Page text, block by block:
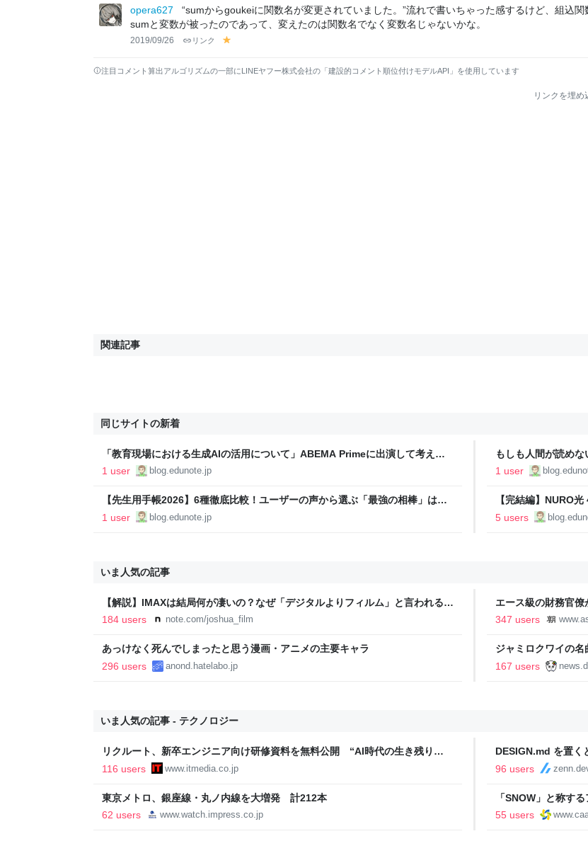
lo
w
lo
w
lo
w
opera627
“sumからgoukeiに関数名が変更されていました。”流れで書いちゃった感するけど、組込関
sumと変数が被ったのであって、変えたのは関数名でなく変数名じゃないかな。
2019/09/26 リンク
lo
注目コメント算出アルゴリズムの一部にLINEヤフー株式会社の「建設的コメント順位付けモデルAPI」を使用しています
リンクを埋め
関連記事
同じサイトの新着
「教育現場における生成AIの活用について」ABEMA Primeに出演して考えた
こと - うまくできたかなぁ - パパ教員の戯れ言日記
1 user blog.edunote.jp
もしも人間が読め
質は誰が担保するの
1 user
【先生用手帳2026】6種徹底比較！ユーザーの声から選ぶ「最強の相棒」はど
れ？ - パパ教員の戯れ言日記
1 user blog.edunote.jp
【完結編】NURO
5 users
いま人気の記事
【解説】IMAXは結局何が凄いの？なぜ「デジタルよりフィルム」と言われるの
か？｜Joshua Connolly
184 users note.com/joshua_film
エース級の財務官
新聞
347 users
あっけなく死んでしまったと思う漫画・アニメの主要キャラ
296 users
anond.hatelabo.jp
ジャミロクワイの
公式日本語字幕付き
りとなる日本公演を
167 users
いま人気の記事 - テクノロジー
リクルート、新卒エンジニア向け研修資料を無料公開 “AI時代の生き残り
方”など紹介する13本
116 users www.itmedia.co.jp
DESIGN.md を置く
めた
96 users
東京メトロ、銀座線・丸ノ内線を大増発 計212本
62 users
www.watch.impress.co.jp
「SNOW」と称す
景品表示法に基づく
55 users